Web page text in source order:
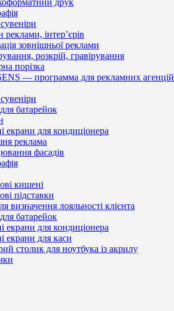
друк
реклами, інтер’єрів
зовнішньої реклами
розкрій, гравірування
порізка
— программа для рекламних агенцій
батарейок
екрани для кондиціонера
реклама
фасадів
кишені
підставки
визначення лояльності клієнта
батарейок
екрани для кондиціонера
екрани для каси
столик для ноутбука із акрилу